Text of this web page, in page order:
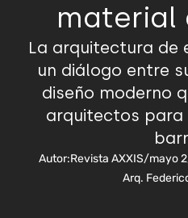
material
La arquitectura de
un diálogo entre
diseño moderno
arquitectos para
Autor:Revista AXXIS/mayo
Arq.